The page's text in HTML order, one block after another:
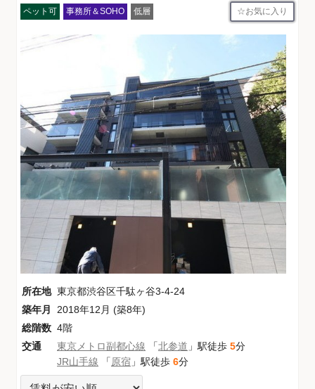
ペット可 事務所＆SOHO 低層 お気に入り
所在地 東京都渋谷区千駄ヶ谷3-4-24
築年月
2018年12月 (築8年)
総階数 4階
交通
東京メトロ副都心線 「北参道 」駅徒歩 5分
JR山手線 「原宿 」駅徒歩 6分